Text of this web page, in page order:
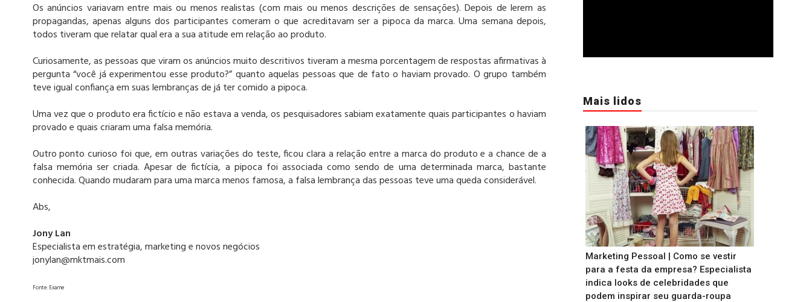
Os anúncios variavam entre mais ou menos realistas (com mais ou menos descrições de sensações). Depois de lerem as
propagandas, apenas alguns dos participantes comeram o que acreditavam ser a pipoca da marca. Uma semana depois,
todos tiveram que relatar qual era a sua atitude em relação ao produto.
Curiosamente, as pessoas que viram os anúncios muito descritivos tiveram a mesma porcentagem de respostas afirmativas à
pergunta “você já experimentou esse produto?” quanto aquelas pessoas que de fato o haviam provado. O grupo também
teve igual confiança em suas lembranças de já ter comido a pipoca.
Uma vez que o produto era fictício e não estava a venda, os pesquisadores sabiam exatamente quais participantes o haviam
provado e quais criaram uma falsa memória.
Outro ponto curioso foi que, em outras variações do teste, ficou clara a relação entre a marca do produto e a chance de a
falsa memória ser criada. Apesar de fictícia, a pipoca foi associada como sendo de uma determinada marca, bastante
conhecida. Quando mudaram para uma marca menos famosa, a falsa lembrança das pessoas teve uma queda considerável.
Abs,
Jony Lan
Especialista em estratégia, marketing e novos negócios
jonylan@mktmais.com
Fonte: Exame
Mais lidos
Marketing Pessoal | Como se vestir
para a festa da empresa? Especialista
indica looks de celebridades que
podem inspirar seu guarda-roupa